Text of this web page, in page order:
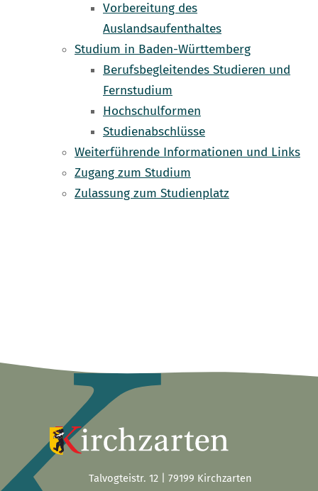
Vorbereitung des
Auslandsaufenthaltes
Studium in Baden-Württemberg
Berufsbegleitendes Studieren und
Fernstudium
Hochschulformen
Studienabschlüsse
Weiterführende Informationen und Links
Zugang zum Studium
Zulassung zum Studienplatz
Talvogteistr. 12 | 79199 Kirchzarten